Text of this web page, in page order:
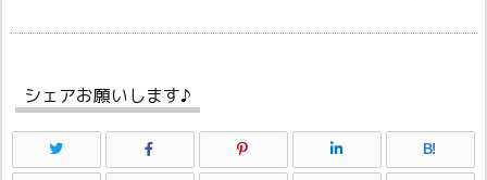
シェアお願いします♪
B!